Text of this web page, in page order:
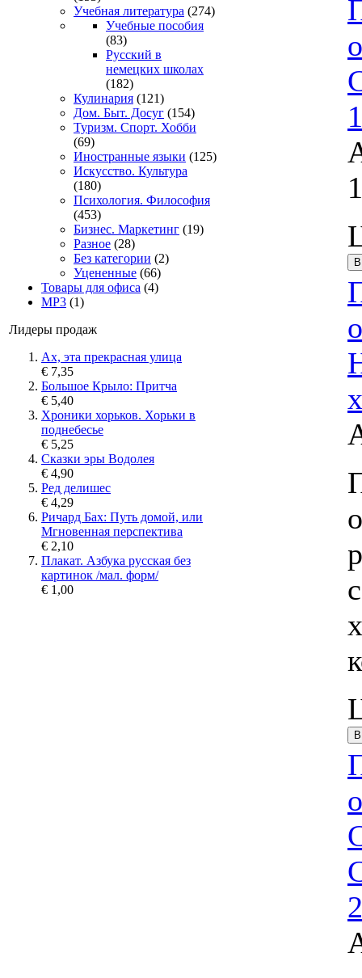
Учебная литература (274)
Учебные пособия
(83)
Русский в
немецких школах
(182)
Кулинария (121)
Дом. Быт. Досуг (154)
Туризм. Спорт. Хобби
(69)
Иностранные языки (125)
Искусство. Культура
(180)
Психология. Философия
(453)
Бизнес. Маркетинг (19)
Разное (28)
Без категории (2)
Уцененные (66)
Товары для офиса (4)
MP3 (1)
Лидеры продаж
Ах, эта прекрасная улица
€ 7,35
Большое Крыло: Притча
€ 5,40
Хроники хорьков. Хорьки в
поднебесье
€ 5,25
Сказки эры Водолея
€ 4,90
Ред делишес
€ 4,29
Ричард Бах: Путь домой, или
Мгновенная перспектива
€ 2,10
Плакат. Азбука русская без
картинок /мал. форм/
€ 1,00